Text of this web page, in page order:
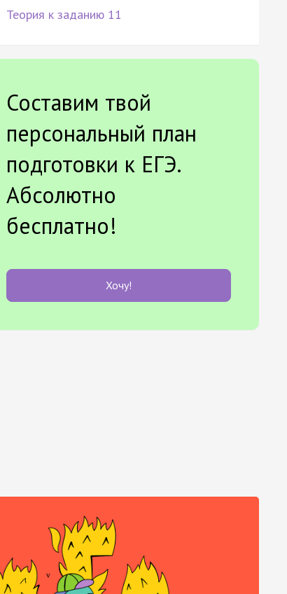
Теория к заданию 11
Составим твой
персональный план
подготовки к ЕГЭ.
Абсолютно
бесплатно!
Хочу!